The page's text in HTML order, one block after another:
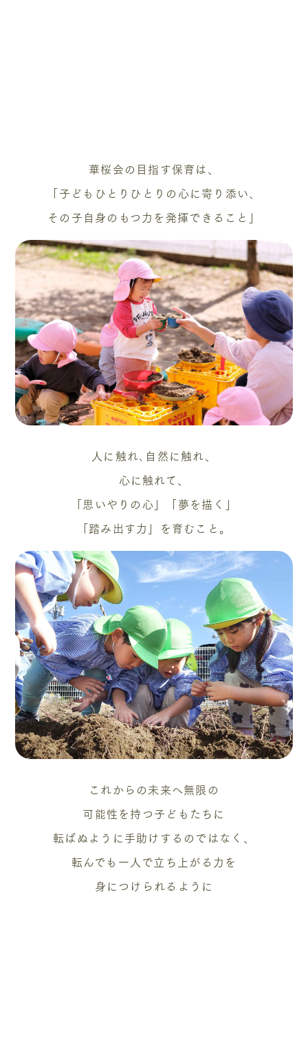
華桜会の目指す保育は、
「子どもひとりひとりの心に寄り添い、
その子自身のもつ力を発揮できること」
人に触れ､自然に触れ、
心に触れて、
「思いやりの心」「夢を描く」
「踏み出す力」を育むこと。
これからの未来へ無限の
可能性を持つ子どもたちに
転ばぬように手助けするのではなく、
転んでも一人で立ち上がる力を
身につけられるように